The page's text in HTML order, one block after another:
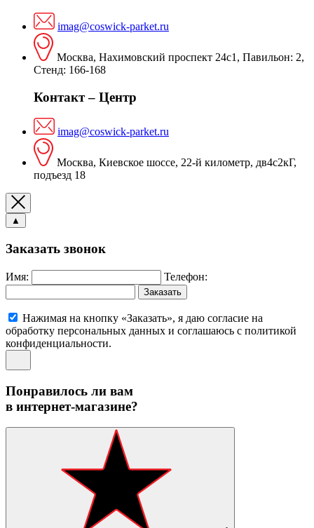
imag@coswick-parket.ru
Москва, Нахимовский проспект 24с1, Павильон: 2,
Стенд: 166-168
Контакт – Центр
imag@coswick-parket.ru
Москва, Киевское шоссе, 22-й километр, дв4с2кГ,
подъезд 18
▲
Заказать звонок
Имя: Телефон:
Заказать
Нажимая на кнопку «Заказать», я даю согласие на
обработку персональных данных и соглашаюсь c политикой
конфиденциальности.
Понравилось ли вам
в интернет-магазине?